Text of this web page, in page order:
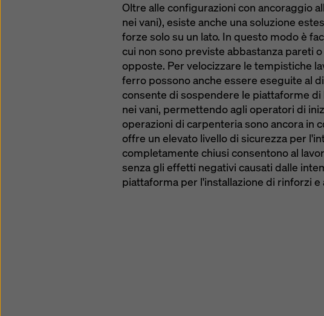
Oltre alle configurazioni con ancoraggio
nei vani), esiste anche una soluzione
forze solo su un lato. In questo modo è
cui non sono previste abbastanza pareti
opposte. Per velocizzare le tempistiche
ferro possono anche essere eseguite al
consente di sospendere le piattaforme
nei vani, permettendo agli operatori di
operazioni di carpenteria sono ancora in
offre un elevato livello di sicurezza per
completamente chiusi consentono al
senza gli effetti negativi causati dalle
piattaforma per l'installazione di rinforzi